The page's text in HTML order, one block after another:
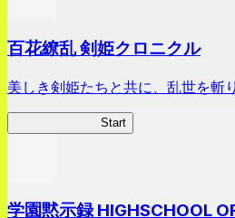
百花繚乱 剣姫クロニクル
美しき剣姫たちと共に、乱世を斬
Start
学園黙示録 HIGHSCHOOL